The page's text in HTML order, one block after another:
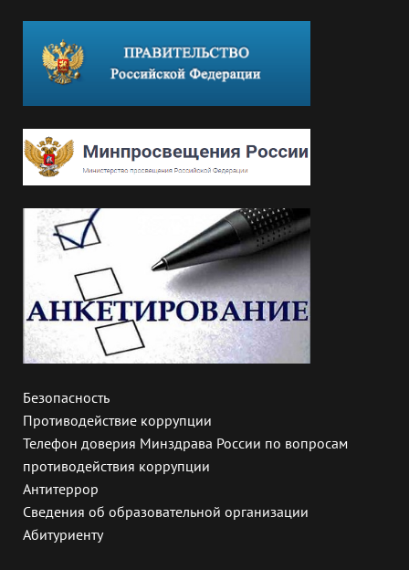
Безопасность
Противодействие коррупции
Телефон доверия Минздрава России по вопросам
противодействия коррупции
Антитеррор
Сведения об образовательной организации
Абитуриенту